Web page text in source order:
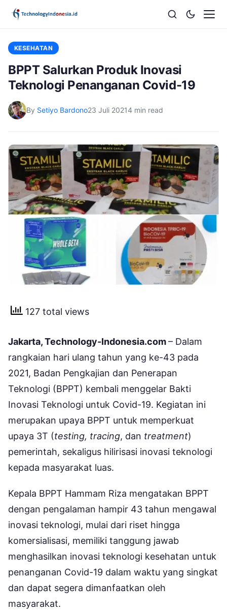
KESEHATAN
BPPT Salurkan Produk Inovasi
Teknologi Penanganan Covid-19
By Setiyo Bardono23 Juli 20214 min read
127 total views
Jakarta, Technology-Indonesia.com– Dalam
rangkaian hari ulang tahun yang ke-43 pada
2021, Badan Pengkajian dan Penerapan
Teknologi (BPPT) kembali menggelar Bakti
Inovasi Teknologi untuk Covid-19. Kegiatan ini
merupakan upaya BPPT untuk memperkuat
upaya 3T (testing, tracing, dan treatment)
pemerintah, sekaligus hilirisasi inovasi teknologi
kepada masyarakat luas.
Kepala BPPT Hammam Riza mengatakan BPPT
dengan pengalaman hampir 43 tahun mengawal
inovasi teknologi, mulai dari riset hingga
komersialisasi, memiliki tanggung jawab
menghasilkan inovasi teknologi kesehatan untuk
penanganan Covid-19 dalam waktu yang singkat
dan dapat segera dimanfaatkan oleh
masyarakat.